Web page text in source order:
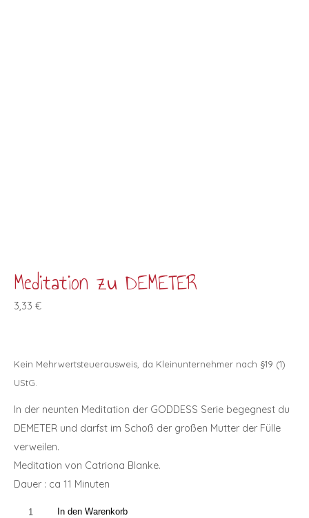
Meditation zu DEMETER
3,33 €
Kein Mehrwertsteuerausweis, da Kleinunternehmer nach §19 (1)
UStG.
In der neunten Meditation der GODDESS Serie begegnest du
DEMETER und darfst im Schoß der großen Mutter der Fülle
verweilen.
Meditation von Catriona Blanke.
Dauer : ca 11 Minuten
In den Warenkorb